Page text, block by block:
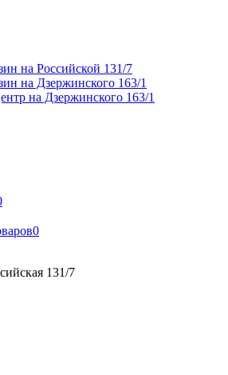
на Российской 131/7
на Дзержинского 163/1
на Дзержинского 163/1
0
131/7